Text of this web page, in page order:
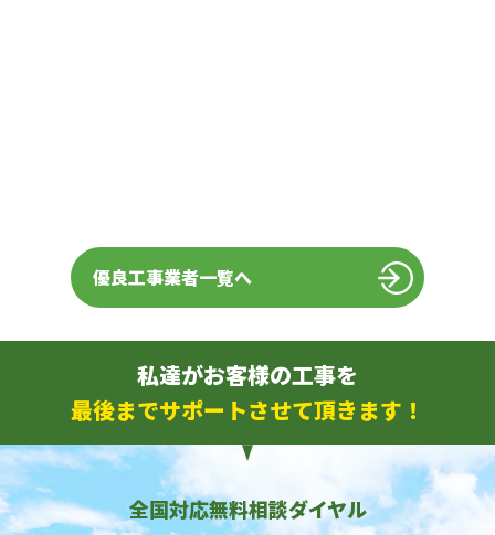
優良工事業者一覧へ
私達がお客様の工事を
最後までサポートさせて頂きます！
全国対応無料相談ダイヤル